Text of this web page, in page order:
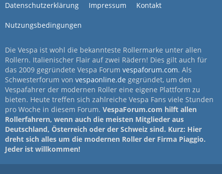
Datenschutzerklärung Impressum Kontakt
Nutzungsbedingungen
Die Vespa ist wohl die bekannteste Rollermarke unter allen
Rollern. Italienischer Flair auf zwei Rädern! Dies gilt auch für
das 2009 gegründete Vespa Forum vespaforum.com. Als
Schwesterforum von vespaonline.de gegründet, um den
Vespafahrer der modernen Roller eine eigene Plattform zu
bieten. Heute treffen sich zahlreiche Vespa Fans viele Stunden
pro Woche in diesem Forum. VespaForum.com hilft allen
Rollerfahrern, wenn auch die meisten Mitglieder aus
Deutschland, Österreich oder der Schweiz sind. Kurz: Hier
dreht sich alles um die modernen Roller der Firma Piaggio.
Jeder ist willkommen!